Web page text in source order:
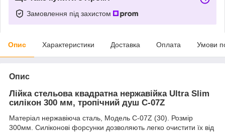
Замовлення під захистом
Опис Характеристики Доставка Оплата Умови
Опис
Лійка стельова квадратна нержавійка Ultra Slim
силікон 300 мм, тропічний душ С-07Z
Матеріал нержавіюча сталь, Модель С-07Z (30). Розмір
300мм. Силіконові форсунки дозволяють легко очистити їх від